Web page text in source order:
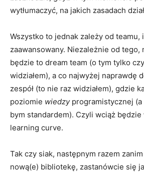
wytłumaczyć, na jakich zasadach
Wszystko to jednak zależy od teamu,
zaawansowany. Niezależnie od tego,
będzie to dream team (o tym tylko
widziałem), a co najwyżej naprawdę
zespół (to nie raz widziałem), gdzie
poziomie wiedzyprogramistycznej (a
bym standardem). Czyli wciąż będzie
learning curve.
Tak czy siak, następnym razem
nową(e) bibliotekę, zastanówcie się